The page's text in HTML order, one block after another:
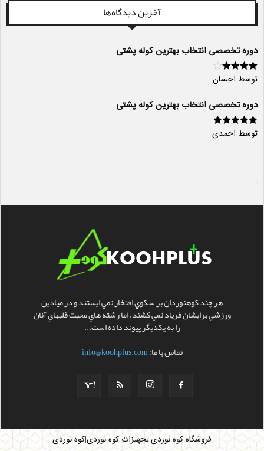
آخرین دیدگاه‌ها
دوره تخصصی انتخاب بهترین کوله پشتی
امتیاز 4از
توسط احسان
دوره تخصصی انتخاب بهترین کوله پشتی
امتیاز 5از 5
توسط احمدی
هر چند کوهنوردان بر سکوي افتخار نمي ايستند و در ميادين
ورزشي برايشان فرياد نمي کشند، اما رشته هاي محبت قلبهاي آنان
را به يکديگر پيوند داده است...
تماس با ما:info@koohplus.com
فروشگاه کوه نوردی|تجهیزات کوه نوردی|کوه نوردی